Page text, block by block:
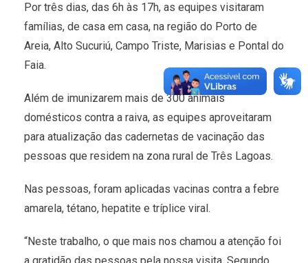
Por três dias, das 6h às 17h, as equipes visitaram
famílias, de casa em casa, na região do Porto de
Areia, Alto Sucuriú, Campo Triste, Marisias e Pontal do
Faia.
Além de imunizarem mais de 300 animais
domésticos contra a raiva, as equipes aproveitaram
para atualização das cadernetas de vacinação das
pessoas que residem na zona rural de Três Lagoas.
Nas pessoas, foram aplicadas vacinas contra a febre
amarela, tétano, hepatite e tríplice viral.
“Neste trabalho, o que mais nos chamou a atenção foi